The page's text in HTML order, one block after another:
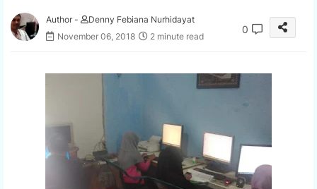
Author -
Denny Febiana Nurhidayat
November 06, 2018
2 minute read
0